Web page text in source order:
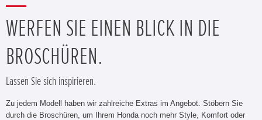
WERFEN SIE EINEN BLICK IN DIE
BROSCHÜREN.
Lassen Sie sich inspirieren.
Zu jedem Modell haben wir zahlreiche Extras im Angebot. Stöbern Sie
durch die Broschüren, um Ihrem Honda noch mehr Style, Komfort oder